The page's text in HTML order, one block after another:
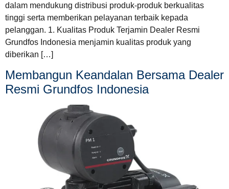
dalam mendukung distribusi produk-produk berkualitas
tinggi serta memberikan pelayanan terbaik kepada
pelanggan. 1. Kualitas Produk Terjamin Dealer Resmi
Grundfos Indonesia menjamin kualitas produk yang
diberikan […]
Membangun Keandalan Bersama Dealer
Resmi Grundfos Indonesia